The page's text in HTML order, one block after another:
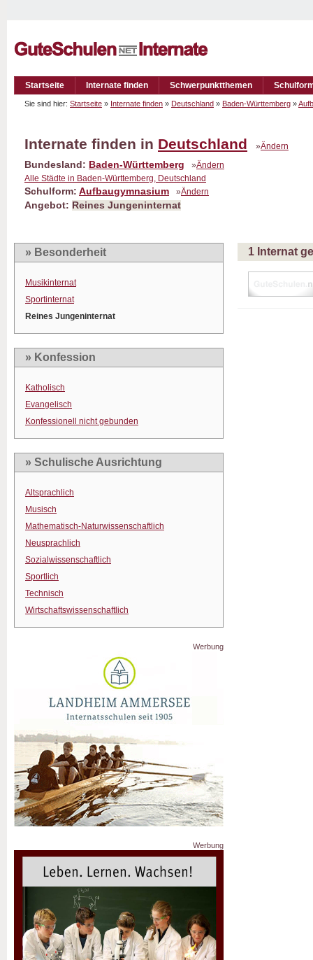
Startseite Internate finden Schwerpunktthemen
Sie sind hier: Startseite » Internate finden » Deutschland » Baden-Württemberg »
Internate finden in Deutschland »Ändern
Bundesland: Baden-Württemberg »Ändern
Alle Städte in Baden-Württemberg, Deutschland
Schulform: Aufbaugymnasium »Ändern
Angebot: Reines Jungeninternat
» Besonderheit
Musikinternat
Sportinternat
Reines Jungeninternat
» Konfession
Katholisch
Evangelisch
Konfessionell nicht gebunden
» Schulische Ausrichtung
Altsprachlich
Musisch
Mathematisch-Naturwissenschaftlich
Neusprachlich
Sozialwissenschaftlich
Sportlich
Technisch
Wirtschaftswissenschaftlich
Werbung
Werbung
1 Internat